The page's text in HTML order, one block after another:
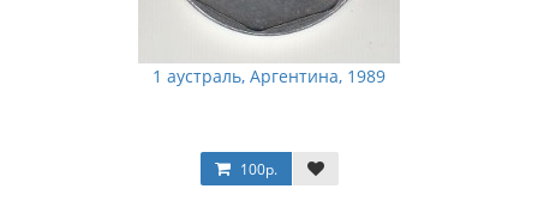
1 аустраль, Аргентина, 1989
100р.